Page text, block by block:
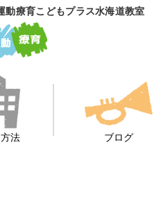
療育こどもプラス水海道教室
法 ブログ